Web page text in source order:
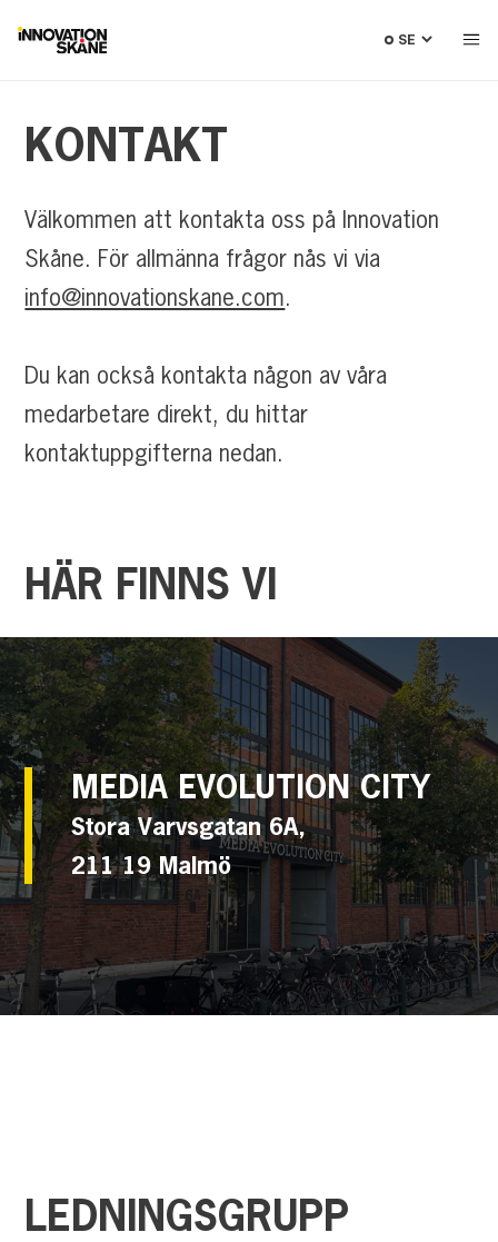
KONTAKT
Välkommen att kontakta oss på Innovation
Skåne. För allmänna frågor nås vi via
info@innovationskane.com.
Du kan också kontakta någon av våra
medarbetare direkt, du hittar
kontaktuppgifterna nedan.
HÄR FINNS VI
MEDIA EVOLUTION CITY
Stora Varvsgatan 6A,
211 19 Malmö
LEDNINGSGRUPP